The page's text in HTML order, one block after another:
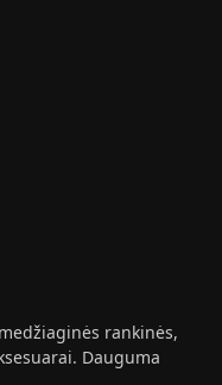
rankinės,
Dauguma